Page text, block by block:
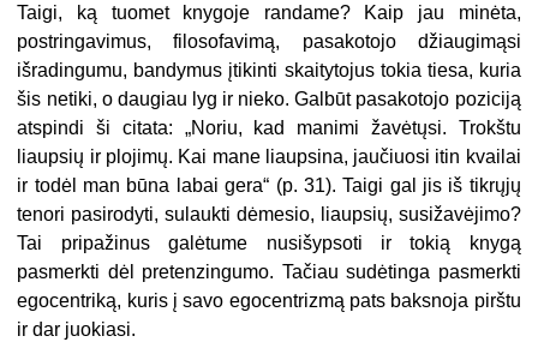
Taigi, ką tuomet knygoje randame? Kaip jau minėta,
postringavimus, filosofavimą, pasakotojo džiaugimąsi
išradingumu, bandymus įtikinti skaitytojus tokia tiesa, kuria
šis netiki, o daugiau lyg ir nieko. Galbūt pasakotojo poziciją
atspindi ši citata: „Noriu, kad manimi žavėtųsi. Trokštu
liaupsių ir plojimų. Kai mane liaupsina, jaučiuosi itin kvailai
ir todėl man būna labai gera“ (p. 31). Taigi gal jis iš tikrųjų
tenori pasirodyti, sulaukti dėmesio, liaupsių, susižavėjimo?
Tai pripažinus galėtume nusišypsoti ir tokią knygą
pasmerkti dėl pretenzingumo. Tačiau sudėtinga pasmerkti
egocentriką, kuris į savo egocentrizmą pats baksnoja pirštu
ir dar juokiasi.